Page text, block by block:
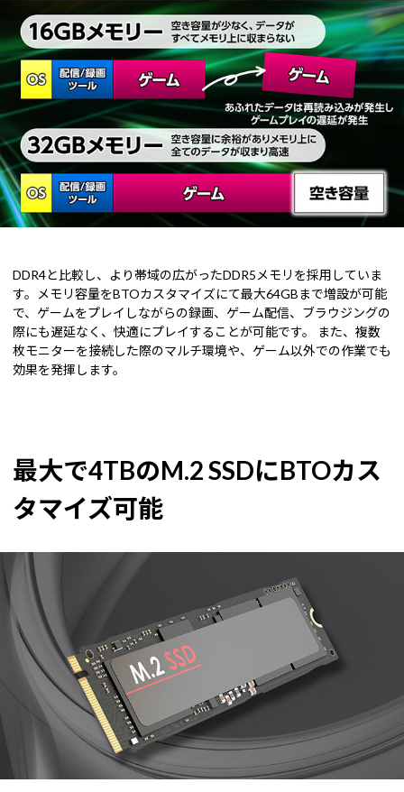
DDR4と比較し、より帯域の広がったDDR5メモリを採用していま
す。メモリ容量をBTOカスタマイズにて最大64GBまで増設が可能
で、ゲームをプレイしながらの録画、ゲーム配信、ブラウジングの
際にも遅延なく、快適にプレイすることが可能です。 また、複数
枚モニターを接続した際のマルチ環境や、ゲーム以外での作業でも
効果を発揮します。
最大で4TBのM.2 SSDにBTOカス
タマイズ可能